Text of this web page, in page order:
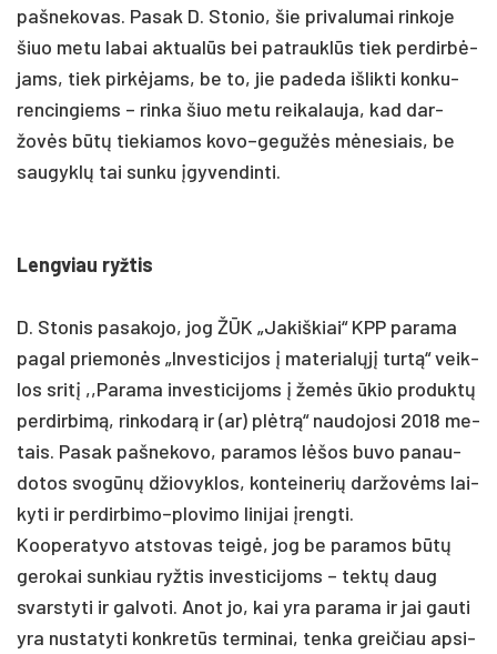
pa­šne­ko­vas. Pa­sak D. Sto­nio, šie pri­va­lu­mai rin­ko­je
šiuo me­tu la­bai ak­tualūs bei pa­trauklūs tiek per­dirbė­
jams, tiek pirkė­jams, be to, jie pa­de­da iš­lik­ti kon­ku­
ren­cin­giems – rin­ka šiuo me­tu rei­ka­lau­ja, kad dar­
žovės būtų tie­kia­mos kovo–gegužės mėne­siais, be
sau­gyklų tai sun­ku įgy­ven­din­ti.
Leng­viau ryž­tis
D. Sto­nis pa­sa­ko­jo, jog ŽŪK „Ja­kiš­kiai“ KPP pa­ra­ma
pa­gal prie­monės „In­ves­ti­ci­jos į ma­te­rialųjį turtą“ veik­
los sritį ,,Pa­ra­ma in­ves­ti­ci­joms į žemės ūkio pro­duktų
per­dir­bimą, rin­ko­darą ir (ar) plėtrą“ nau­do­jo­si 2018 me­
tais. Pa­sak pa­šne­ko­vo, pa­ra­mos lėšos bu­vo pa­nau­
do­tos svogūnų džio­vyk­los, kon­tei­ne­rių dar­žovėms lai­
ky­ti ir perdirbimo–plovimo li­ni­jai įreng­ti.
Koo­pe­ra­ty­vo at­sto­vas teigė, jog be pa­ra­mos būtų
ge­ro­kai sun­kiau ryž­tis in­ves­ti­ci­joms – tektų daug
svars­ty­ti ir gal­vo­ti. Anot jo, kai yra pa­ra­ma ir jai gau­ti
yra nu­sta­ty­ti konk­retūs ter­mi­nai, ten­ka grei­čiau ap­si­